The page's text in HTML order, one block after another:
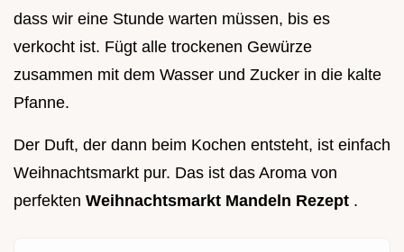
dass wir eine Stunde warten müssen, bis es
verkocht ist. Fügt alle trockenen Gewürze
zusammen mit dem Wasser und Zucker in die kalte
Pfanne.
Der Duft, der dann beim Kochen entsteht, ist einfach
Weihnachtsmarkt pur. Das ist das Aroma von
perfekten Weihnachtsmarkt Mandeln Rezept .